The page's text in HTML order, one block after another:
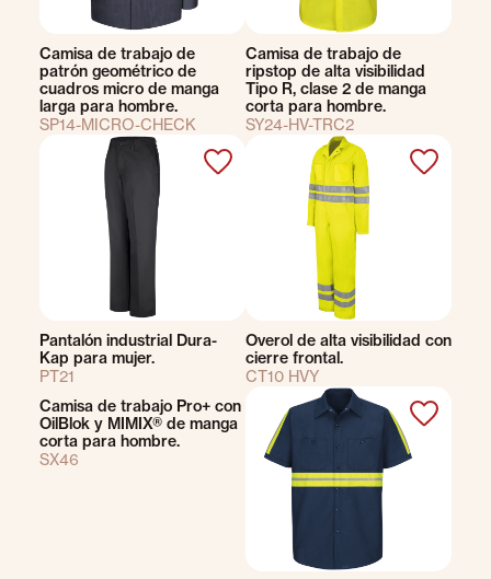
Camisa de trabajo de
patrón geométrico de
cuadros micro de manga
larga para hombre.
SP14-MICRO-CHECK
Camisa de trabajo de
ripstop de alta visibilidad
Tipo R, clase 2 de manga
corta para hombre.
SY24-HV-TRC2
Pantalón industrial Dura-
Kap para mujer.
PT21
Overol de alta visibilidad con
cierre frontal.
CT10 HVY
Camisa de trabajo Pro+ con
OilBlok y MIMIX® de manga
corta para hombre.
SX46